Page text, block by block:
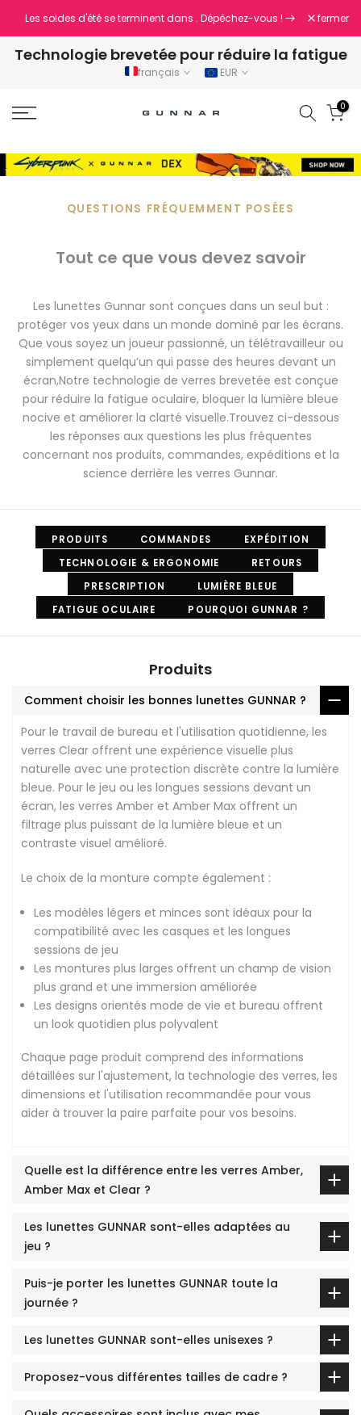
Aller
au
contenu
Les soldes d'été se terminent dans . Dépêchez-vous ! fermer
Technologie brevetée pour réduire la fatigue
oculaire
français EUR
0
QUESTIONS FRÉQUEMMENT POSÉES
Tout ce que vous devez savoir
Les lunettes Gunnar sont conçues dans un seul but :
protéger vos yeux dans un monde dominé par les écrans.
Que vous soyez un joueur passionné, un télétravailleur ou
simplement quelqu’un qui passe des heures devant un
écran,Notre technologie de verres brevetée est conçue
pour réduire la fatigue oculaire, bloquer la lumière bleue
nocive et améliorer la clarté visuelle.Trouvez ci-dessous
les réponses aux questions les plus fréquentes
concernant nos produits, commandes, expéditions et la
science derrière les verres Gunnar.
PRODUITS COMMANDES
EXPÉDITION
TECHNOLOGIE & ERGONOMIE
RETOURS
PRESCRIPTION
LUMIÈRE BLEUE
FATIGUE OCULAIRE
POURQUOI GUNNAR ?
Produits
Comment choisir les bonnes lunettes GUNNAR ?
Pour le travail de bureau et l'utilisation quotidienne, les
verres Clear offrent une expérience visuelle plus
naturelle avec une protection discrète contre la lumière
bleue. Pour le jeu ou les longues sessions devant un
écran, les verres Amber et Amber Max offrent un
filtrage plus puissant de la lumière bleue et un
contraste visuel amélioré.
Le choix de la monture compte également :
Les modèles légers et minces sont idéaux pour la
compatibilité avec les casques et les longues
sessions de jeu
Les montures plus larges offrent un champ de vision
plus grand et une immersion améliorée
Les designs orientés mode de vie et bureau offrent
un look quotidien plus polyvalent
Chaque page produit comprend des informations
détaillées sur l'ajustement, la technologie des verres, les
dimensions et l'utilisation recommandée pour vous
aider à trouver la paire parfaite pour vos besoins.
Quelle est la différence entre les verres Amber,
Amber Max et Clear ?
Les lunettes GUNNAR sont-elles adaptées au
jeu ?
Puis-je porter les lunettes GUNNAR toute la
journée ?
Les lunettes GUNNAR sont-elles unisexes ?
Proposez-vous différentes tailles de cadre ?